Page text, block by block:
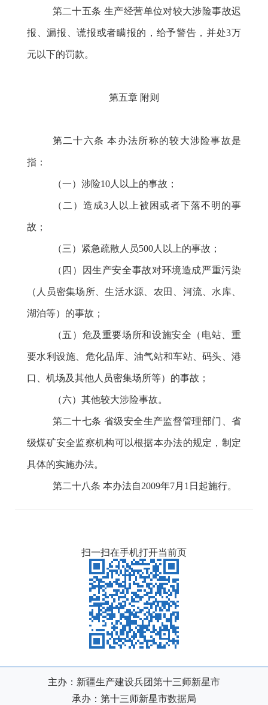
第二十五条 生产经营单位对较大涉险事故迟
报、漏报、谎报或者瞒报的，给予警告，并处3万
元以下的罚款。
第五章 附则
第二十六条 本办法所称的较大涉险事故是
指：
（一）涉险10人以上的事故；
（二）造成3人以上被困或者下落不明的事
故；
（三）紧急疏散人员500人以上的事故；
（四）因生产安全事故对环境造成严重污染
（人员密集场所、生活水源、农田、河流、水库、
湖泊等）的事故；
（五）危及重要场所和设施安全（电站、重
要水利设施、危化品库、油气站和车站、码头、港
口、机场及其他人员密集场所等）的事故；
（六）其他较大涉险事故。
第二十七条 省级安全生产监督管理部门、省
级煤矿安全监察机构可以根据本办法的规定，制定
具体的实施办法。
第二十八条 本办法自2009年7月1日起施行。
扫一扫在手机打开当前页
主办：新疆生产建设兵团第十三师新星市
承办：第十三师新星市数据局